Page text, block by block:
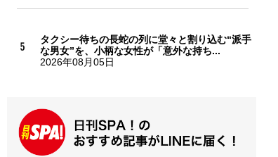
タクシー待ちの長蛇の列に堂々と割り込む“派手
な男女”を、小柄な女性が「意外な持ち...
2026年08月05日